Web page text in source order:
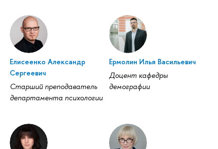
Елисеенко Александр
Сергеевич
Старший преподаватель
департамента психологии
Ермолин Илья Васильевич
Доцент кафедры
демографии